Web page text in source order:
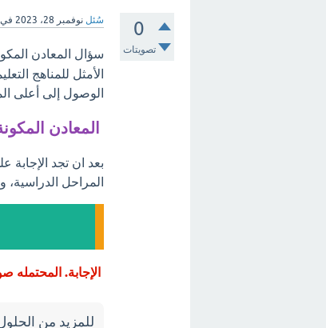
0
تصويتات
سُئل نوفمبر 28، 2023
سؤال المعادن
الأمثل للمناهج
الوصول إلى أعلى
المعادن
بعد ان تجد
المراحل
الإجابة. المحتمله
للمزيد من